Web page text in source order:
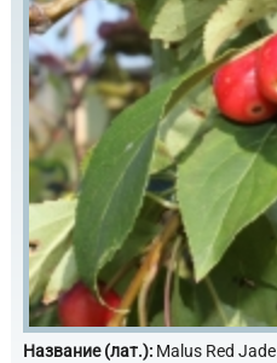
Название (лат.): Malus Red Jade